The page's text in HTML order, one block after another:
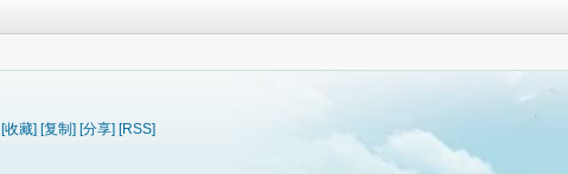
[收藏] [复制] [分享] [RSS]